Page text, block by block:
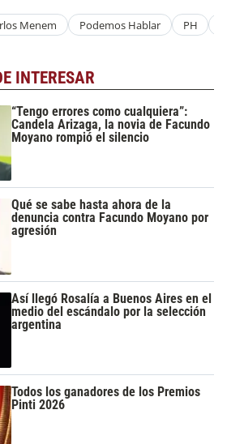
Menem Podemos Hablar PH
INTERESAR
“Tengo errores como cualquiera”:
Candela Arizaga, la novia de Facundo
Moyano rompió el silencio
Qué se sabe hasta ahora de la
denuncia contra Facundo Moyano por
agresión
Así llegó Rosalía a Buenos Aires en el
medio del escándalo por la selección
argentina
Todos los ganadores de los Premios
Pinti 2026